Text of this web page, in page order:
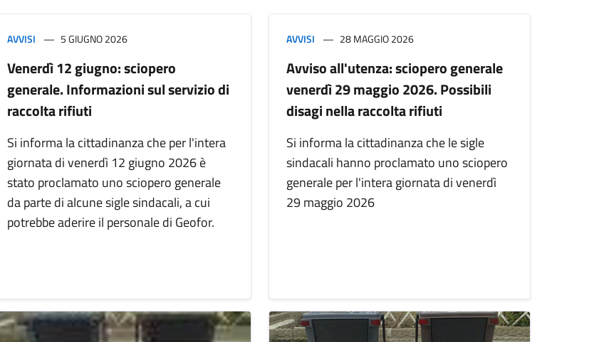
AVVISI 5 GIUGNO 2026
Venerdì 12 giugno: sciopero
generale. Informazioni sul servizio di
raccolta rifiuti
Si informa la cittadinanza che per l'intera
giornata di venerdì 12 giugno 2026 è
stato proclamato uno sciopero generale
da parte di alcune sigle sindacali, a cui
potrebbe aderire il personale di Geofor.
AVVISI 28 MAGGIO 2026
Avviso all'utenza: sciopero generale
venerdì 29 maggio 2026. Possibili
disagi nella raccolta rifiuti
Si informa la cittadinanza che le sigle
sindacali hanno proclamato uno sciopero
generale per l'intera giornata di venerdì
29 maggio 2026